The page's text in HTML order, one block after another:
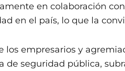
en colaboración
en el país, lo que la
los empresarios y
de seguridad pública,